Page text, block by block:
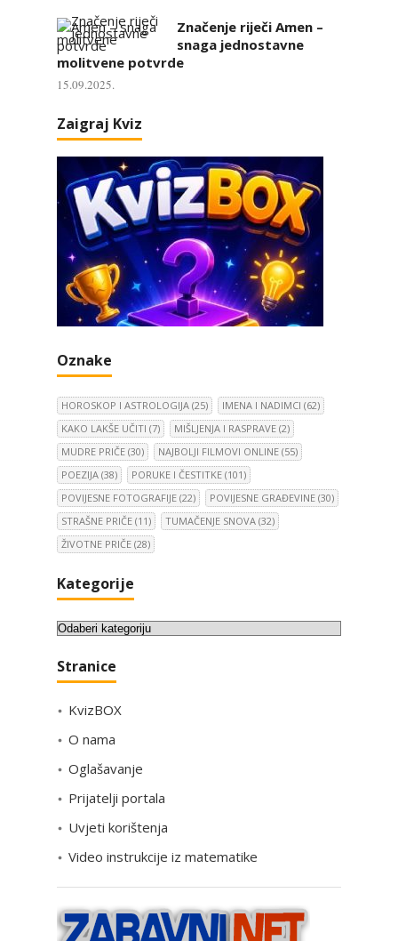
Značenje riječi Amen –
snaga jednostavne
molitvene potvrde
15.09.2025.
Zaigraj Kviz
Oznake
HOROSKOP I ASTROLOGIJA (25) IMENA I NADIMCI (62)
KAKO LAKŠE UČITI (7) MIŠLJENJA I RASPRAVE (2)
MUDRE PRIČE (30) NAJBOLJI FILMOVI ONLINE (55)
POEZIJA (38) PORUKE I ČESTITKE (101)
POVIJESNE FOTOGRAFIJE (22) POVIJESNE GRAĐEVINE (30)
STRAŠNE PRIČE (11) TUMAČENJE SNOVA (32)
ŽIVOTNE PRIČE (28)
Kategorije
K
t
g
i
j
Stranice
KvizBOX
O nama
Oglašavanje
Prijatelji portala
Uvjeti korištenja
Video instrukcije iz matematike